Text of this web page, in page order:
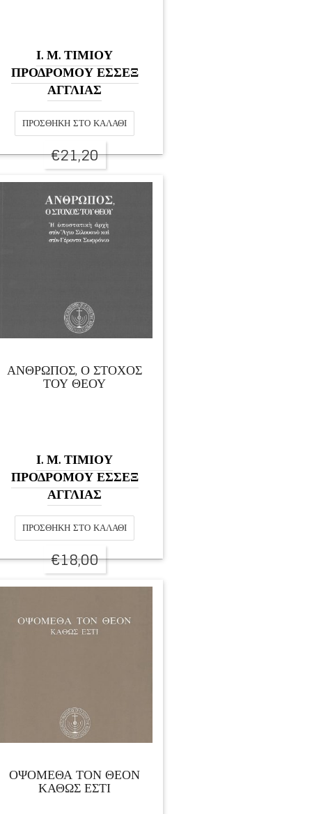
Ι. Μ. ΤΙΜΙΟΥ
ΠΡΟΔΡΟΜΟΥ ΕΣΣΕΞ
ΑΓΓΛΙΑΣ
ΠΡΟΣΘΉΚΗ ΣΤΟ ΚΑΛΆΘΙ
€21,20
ΑΝΘΡΩΠΟΣ, Ο ΣΤΟΧΟΣ
ΤΟΥ ΘΕΟΥ
Ι. Μ. ΤΙΜΙΟΥ
ΠΡΟΔΡΟΜΟΥ ΕΣΣΕΞ
ΑΓΓΛΙΑΣ
ΠΡΟΣΘΉΚΗ ΣΤΟ ΚΑΛΆΘΙ
€18,00
ΟΨΟΜΕΘΑ ΤΟΝ ΘΕΟΝ
ΚΑΘΩΣ ΕΣΤΙ